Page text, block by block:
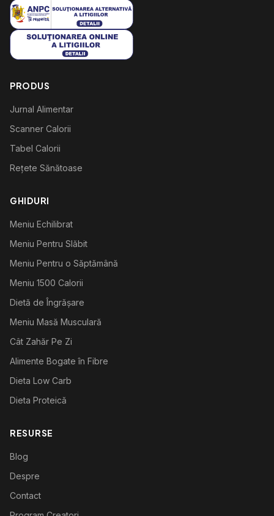
PRODUS
Jurnal Alimentar
Scanner Calorii
Tabel Calorii
Rețete Sănătoase
GHIDURI
Meniu Echilibrat
Meniu Pentru Slăbit
Meniu Pentru o Săptămână
Meniu 1500 Calorii
Dietă de Îngrășare
Meniu Masă Musculară
Cât Zahăr Pe Zi
Alimente Bogate în Fibre
Dieta Low Carb
Dieta Proteică
RESURSE
Blog
Despre
Contact